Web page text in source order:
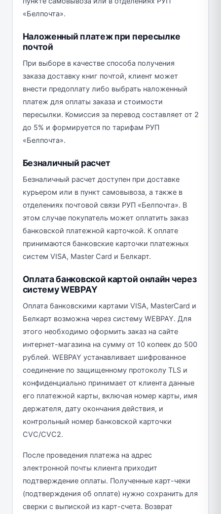
«Белпочта».
Наложенный платеж при пересылке
почтой
При выборе в качестве способа получения
заказа доставку книг почтой, клиент может
внести предоплату либо выбрать наложенный
платеж для оплаты заказа и стоимости
пересылки. Комиссия за перевод составляет от 2
до 5% и формируется по тарифам РУП
«Белпочта».
Безналичный расчет
Безналичный расчет доступен при доставке
курьером или в пункт самовывоза, а также в
отделениях почтовой связи РУП «Белпочта». В
этом случае покупатель может оплатить заказ
банковской платежной карточкой. К оплате
принимаются банковские карточки платежных
систем VISA, Маster Card и Белкарт.
Оплата банковской картой онлайн через
систему WEBPAY
Оплата банковскими картами VISA, МаsterCard и
Белкарт возможна через систему WEBPAY. Для
этого необходимо оформить заказ на сайте
интернет-магазина на сумму от 10 копеек до 500
рублей. WEBPAY устанавливает шифрованное
соединение по защищенному протоколу TLS и
конфиденциально принимает от клиента данные
его платежной карты, включая номер карты, имя
держателя, дату окончания действия, и
контрольный номер банковской карточки
CVC/CVC2.
После проведения платежа на адрес
электронной почты клиента приходит
подтверждение оплаты. Полученные карт-чеки
(подтверждения об оплате) нужно сохранить для
сверки с выпиской из карт-счета. Возврат